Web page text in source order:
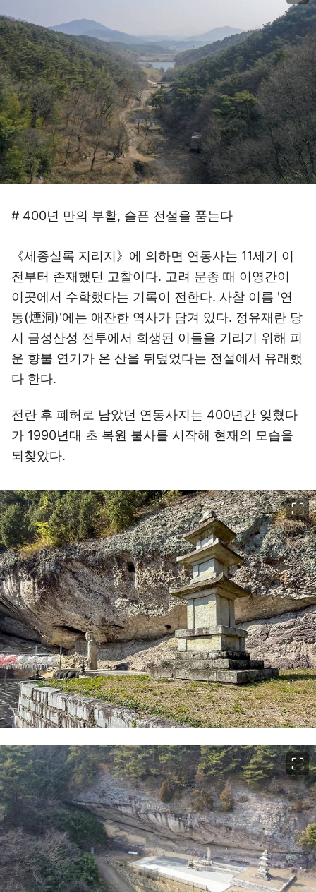
# 400년 만의 부활, 슬픈 전설을 품는다
《세종실록 지리지》에 의하면 연동사는 11세기 이
전부터 존재했던 고찰이다. 고려 문종 때 이영간이
이곳에서 수학했다는 기록이 전한다. 사찰 이름 '연
동(煙洞)'에는 애잔한 역사가 담겨 있다. 정유재란 당
시 금성산성 전투에서 희생된 이들을 기리기 위해 피
운 향불 연기가 온 산을 뒤덮었다는 전설에서 유래했
다 한다.
전란 후 폐허로 남았던 연동사지는 400년간 잊혔다
가 1990년대 초 복원 불사를 시작해 현재의 모습을
되찾았다.